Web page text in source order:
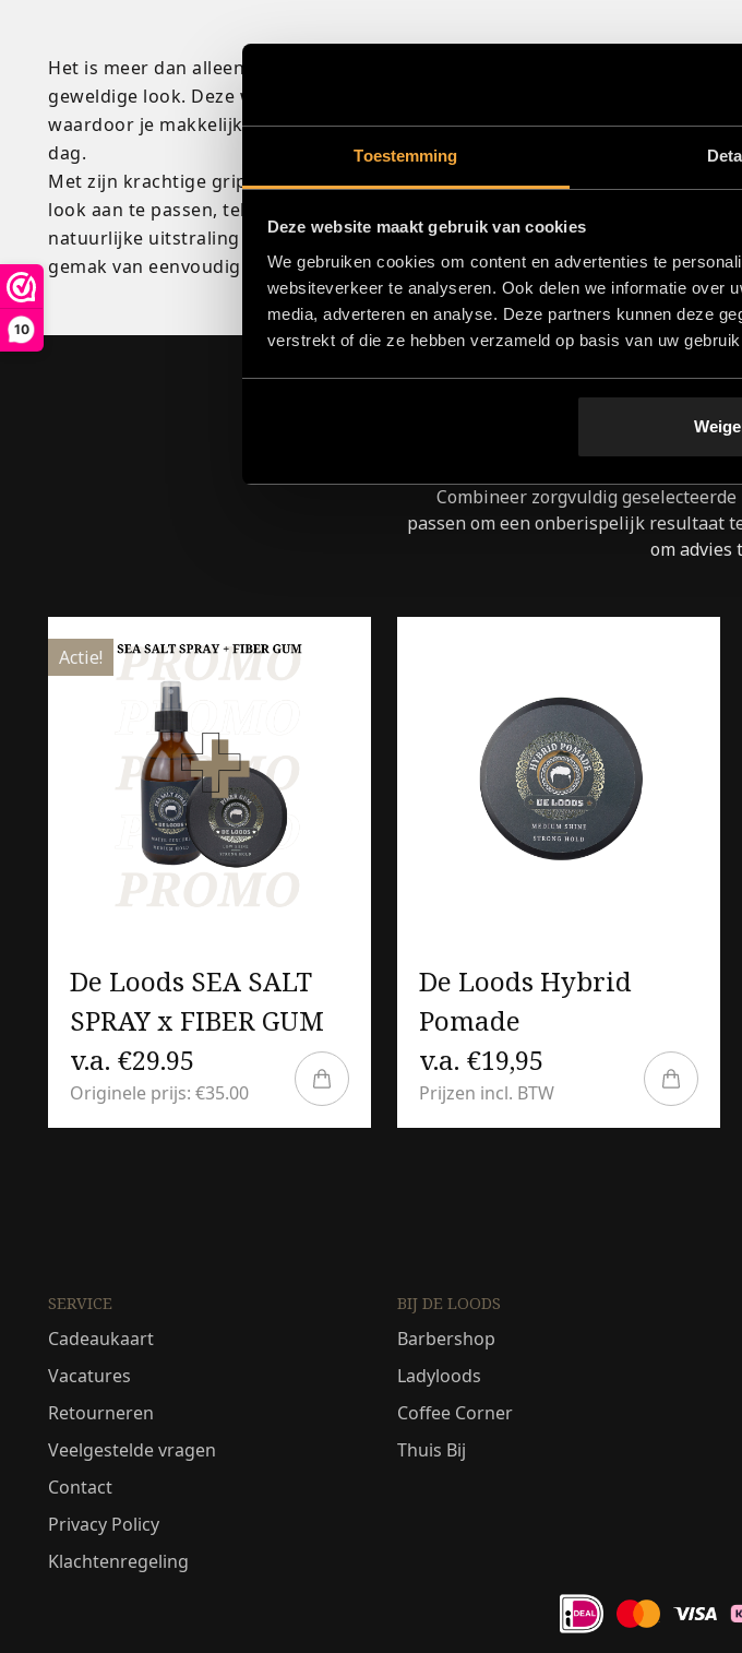
Toestemming
Deze website maakt gebruik van cookies
We gebruiken cookies om content en advertenties te
websiteverkeer te analyseren. Ook delen we informatie over
media, adverteren en analyse. Deze partners kunnen deze
verstrekt of die ze hebben verzameld op basis van uw
10
Het is meer dan alleen een stylingsproduct - het is jouw geheime wapen voor
geweldige look. Deze waterbasis formule biedt een sterke hold en een matte
waardoor je makkelijk en zonder gedoe je haar kunt stylen en restylen
dag.
Met zijn krachtige grip en flexibele controle geeft deze Heavy Clay je de vrijheid
look aan te passen, telkens opnieuw, zonder sporen achter te laten. Geniet van
natuurlijke uitstraling terwijl je vertrouwt op De Loods voor langdurige hold en
gemak van eenvoudig herstylen.
Combineer zorgvuldig
passen om een onberispelijk resultaat
om advies
Actie!
De Loods SEA SALT
SPRAY x FIBER GUM
v.a. €29.95
Originele prijs: €35.00
De Loods Hybrid
Pomade
v.a. €19,95
Prijzen incl. BTW
SERVICE
Cadeaukaart
Vacatures
Retourneren
Veelgestelde vragen
Contact
Privacy Policy
Klachtenregeling
BIJ DE LOODS
Barbershop
Ladyloods
Coffee Corner
Thuis Bij